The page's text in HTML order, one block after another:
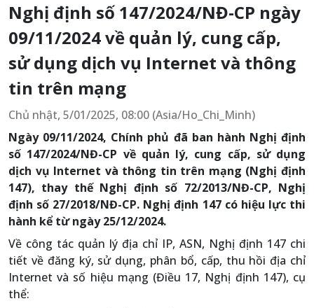
Nghị định số 147/2024/NĐ-CP ngày
09/11/2024 về quản lý, cung cấp,
sử dụng dịch vụ Internet và thông
tin trên mạng
Chủ nhật, 5/01/2025, 08:00 (Asia/Ho_Chi_Minh)
Ngày 09/11/2024, Chính phủ đã ban hành Nghị định
số 147/2024/NĐ-CP về quản lý, cung cấp, sử dụng
dịch vụ Internet và thông tin trên mạng (Nghị định
147), thay thế Nghị định số 72/2013/NĐ-CP, Nghị
định số 27/2018/NĐ-CP. Nghị định 147 có hiệu lực thi
hành kể từ ngày 25/12/2024.
Về công tác quản lý địa chỉ IP, ASN, Nghị định 147 chi
tiết về đăng ký, sử dụng, phân bổ, cấp, thu hồi địa chỉ
Internet và số hiệu mạng (Điều 17, Nghị định 147), cụ
thể: